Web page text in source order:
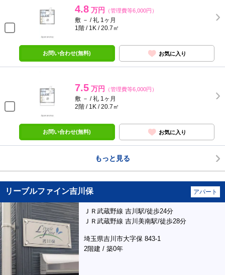
4.8 万円 （管理費等6,000円）
敷 － / 礼 1ヶ月
1階 / 1K / 20.7㎡
お問い合わせ(無料) お気に入り
7.5 万円 （管理費等6,000円）
敷 － / 礼 1ヶ月
2階 / 1K / 20.7㎡
お問い合わせ(無料) お気に入り
もっと見る
リーブルファイン吉川保 アパート
ＪＲ武蔵野線 吉川駅/徒歩24分
ＪＲ武蔵野線 吉川美南駅/徒歩28分
埼玉県吉川市大字保 843-1
2階建 / 築0年